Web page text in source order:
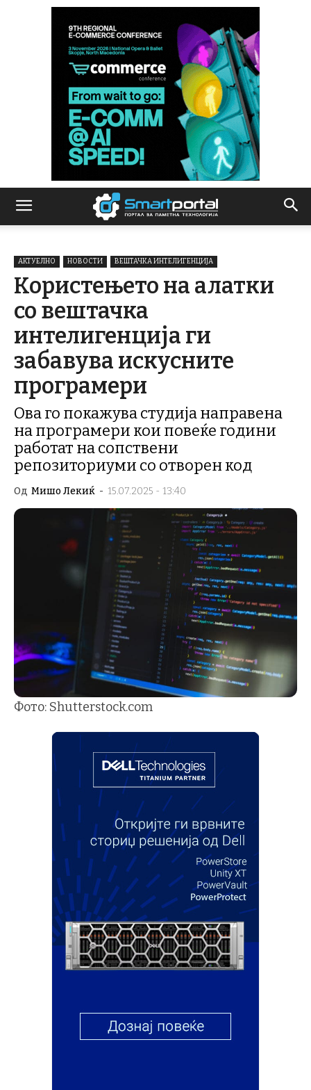
АКТУЕЛНО НОВОСТИ ВЕШТАЧКА ИНТЕЛИГЕНЦИЈА
Користењето на алатки
со вештачка
интелигенција ги
забавува искусните
програмери
Ова го покажува студија направена
на програмери кои повеќе години
работат на сопствени
репозиториуми со отворен код
Од Мишо Лекиќ - 15.07.2025 - 13:40
Фото: Shutterstock.com